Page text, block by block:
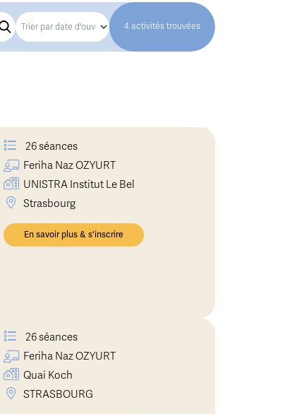
4 activités trouvées
26 séances
Feriha NazOZYURT
UNISTRA Institut Le Bel
Strasbourg
En savoir plus & s'inscrire
26 séances
Feriha NazOZYURT
Quai Koch
STRASBOURG